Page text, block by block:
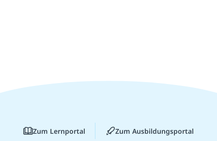
Zum Lernportal Zum Ausbildungsportal